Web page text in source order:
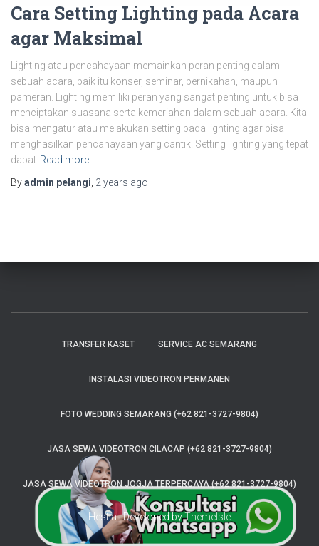
Cara Setting Lighting pada Acara
agar Maksimal
Lighting atau pencahayaan memainkan peran penting dalam
sebuah acara, baik itu konser, seminar, pernikahan, maupun
pameran. Lighting memiliki peran yang sangat penting untuk bisa
menciptakan suasana serta kemeriahan dalam sebuah acara. Kita
bisa mengatur atau melakukan setting pada lighting agar bisa
menghasilkan pencahayaan yang cantik. Setting lighting yang tepat
dapat Read more
Byadmin pelangi 2 years ago
TRANSFER KASET SERVICE AC SEMARANG
INSTALASI VIDEOTRON PERMANEN
FOTO WEDDING SEMARANG (+62 821-3727-9804)
JASA SEWA VIDEOTRON CILACAP (+62 821-3727-9804)
JASA SEWA VIDEOTRON JOGJA TERPERCAYA (+62 821-3727-9804)
Hestia | Developed byThemeIsle